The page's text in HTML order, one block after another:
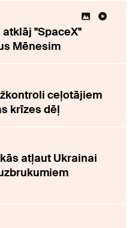
atklāj "SpaceX"
Mēnesim
ceļotājiem
krīzes dēļ
atļaut Ukrainai